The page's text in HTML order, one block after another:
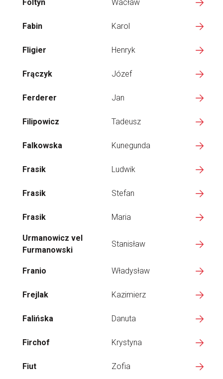
Foltyn Wacław
Fabin Karol
Fligier Henryk
Frączyk Józef
Ferderer Jan
Filipowicz Tadeusz
Falkowska Kunegunda
Frasik Ludwik
Frasik Stefan
Frasik Maria
Urmanowicz vel
Furmanowski
Stanisław
Franio Władysław
Frejlak Kazimierz
Falińska Danuta
Firchof Krystyna
Fiut Zofia